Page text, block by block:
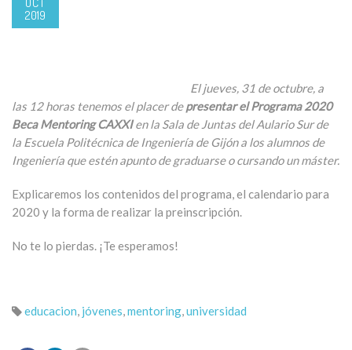
2019
El jueves, 31 de octubre, a
las 12 horas tenemos el placer depresentar el Programa 2020
Beca Mentoring CAXXIen la Sala de Juntas del Aulario Sur de
la Escuela Politécnica de Ingeniería de Gijón a los alumnos de
Ingeniería que estén apunto de graduarse o cursando un máster.
Explicaremos los contenidos del programa, el calendario para
2020 y la forma de realizar la preinscripción.
No te lo pierdas. ¡Te esperamos!
educacion, jóvenes,mentoring,universidad